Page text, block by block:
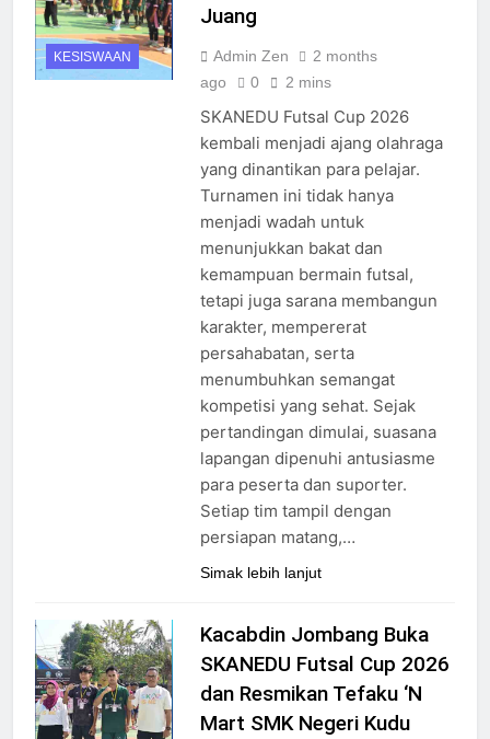
KESISWAAN
Juang
Admin Zen
2 months
ago
0 2 mins
SKANEDU Futsal Cup 2026
kembali menjadi ajang olahraga
yang dinantikan para pelajar.
Turnamen ini tidak hanya
menjadi wadah untuk
menunjukkan bakat dan
kemampuan bermain futsal,
tetapi juga sarana membangun
karakter, mempererat
persahabatan, serta
menumbuhkan semangat
kompetisi yang sehat. Sejak
pertandingan dimulai, suasana
lapangan dipenuhi antusiasme
para peserta dan suporter.
Setiap tim tampil dengan
persiapan matang,…
Simak lebih lanjut
Kacabdin Jombang Buka
SKANEDU Futsal Cup 2026
dan Resmikan Tefaku ‘N
Mart SMK Negeri Kudu